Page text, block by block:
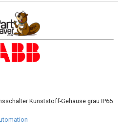
Kunststoff-Gehäuse grau IP65